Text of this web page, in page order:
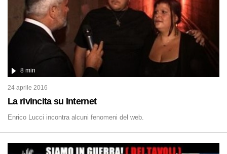
La rivincita su Internet
8 min
24 aprile 2016
Enrico Lucci incontra alcuni fenomeni del web.